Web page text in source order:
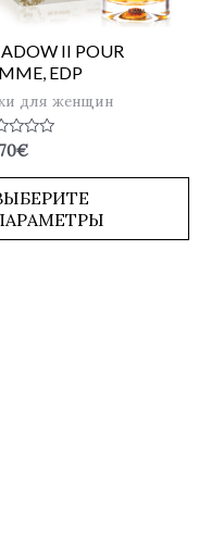
II POUR
EDP
для женщин
€